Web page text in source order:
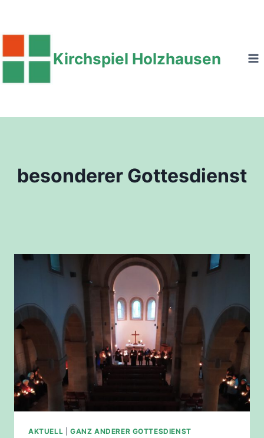
springen
Kirchspiel Holzhausen
besonderer Gottesdienst
AKTUELL GANZ ANDERER GOTTESDIENST